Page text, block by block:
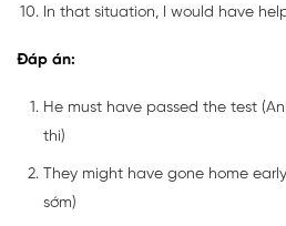
In that situation, I would have
Đáp án:
He must have passed the test
thi)
They might have gone home
sớm)